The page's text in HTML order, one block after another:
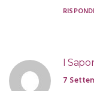
RISPONDI
I
7